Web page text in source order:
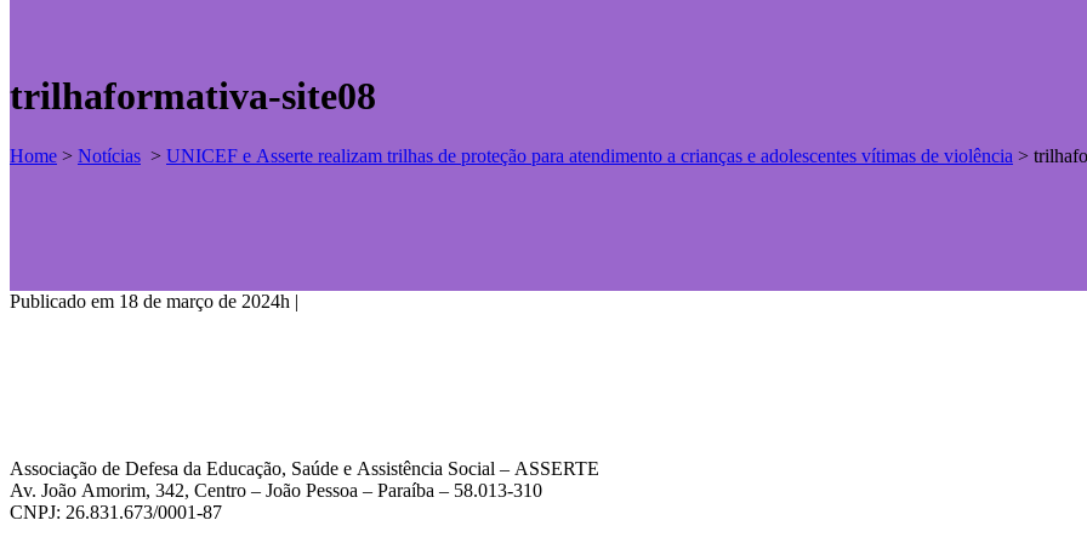
trilhaformativa-site08
Home > Notícias > UNICEF e Asserte realizam trilhas de proteção para atendimento a crianças e adolescentes vítimas de violência >
Publicado em 18 de março de 2024h |
Associação de Defesa da Educação, Saúde e Assistência Social – ASSERTE
Av. João Amorim, 342, Centro – João Pessoa – Paraíba – 58.013-310
CNPJ: 26.831.673/0001-87